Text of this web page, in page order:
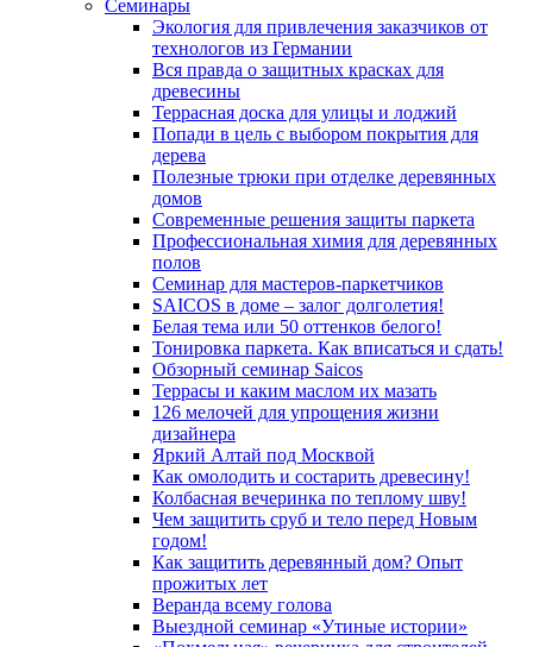
Семинары
Экология для привлечения заказчиков от
технологов из Германии
Вся правда о защитных красках для
древесины
Террасная доска для улицы и лоджий
Попади в цель с выбором покрытия для
дерева
Полезные трюки при отделке деревянных
домов
Современные решения защиты паркета
Профессиональная химия для деревянных
полов
Семинар для мастеров-паркетчиков
SAICOS в доме – залог долголетия!
Белая тема или 50 оттенков белого!
Тонировка паркета. Как вписаться и сдать!
Обзорный семинар Saicos
Террасы и каким маслом их мазать
126 мелочей для упрощения жизни
дизайнера
Яркий Алтай под Москвой
Как омолодить и состарить древесину!
Колбасная вечеринка по теплому шву!
Чем защитить сруб и тело перед Новым
годом!
Как защитить деревянный дом? Опыт
прожитых лет
Веранда всему голова
Выездной семинар «Утиные истории»